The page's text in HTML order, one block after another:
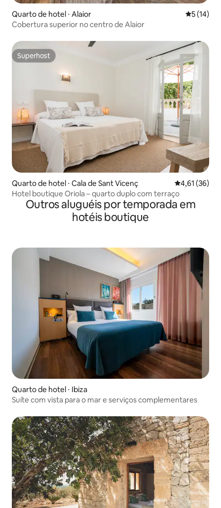
Quarto de hotel ⋅ Alaior 5 de uma
5 (14)
Cobertura superior no centro de Alaior
Superhost
Superhost
Quarto de hotel ⋅ Cala de Sant Vicenç 4,61 de uma
4,61 (36)
Hotel boutique Oriola – quarto duplo com terraço
Outros aluguéis por temporada em
hotéis boutique
Quarto de hotel ⋅ Ibiza
Suíte com vista para o mar e serviços complementares